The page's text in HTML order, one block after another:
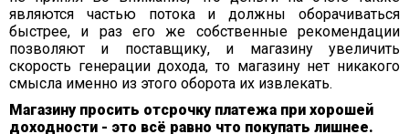
являются частью потока и должны оборачиваться
быстрее, и раз его же собственные рекомендации
позволяют и поставщику, и магазину увеличить
скорость генерации дохода, то магазину нет никакого
смысла именно из этого оборота их извлекать.
Магазину просить отсрочку платежа при хорошей
доходности - это всё равно что покупать лишнее.